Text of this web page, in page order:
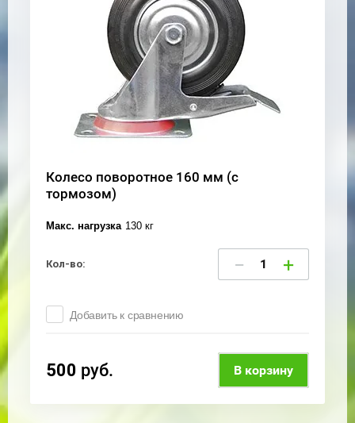
Колесо поворотное 160 мм (с
тормозом)
Макс. нагрузка 130 кг
Кол-во: − +
Добавить к сравнению
500 руб. В корзину